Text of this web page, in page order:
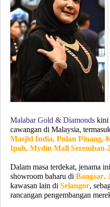
Malabar Gold & Diamonds kini
cawangan di Malaysia,
Masjid India, Pulau Pinang,
Ipoh, Mydin Mall Seremban-
Dalam masa terdekat, jenama
showroom baharu di Bangsar,
kawasan lain di Selangor,
rancangan pengembangan